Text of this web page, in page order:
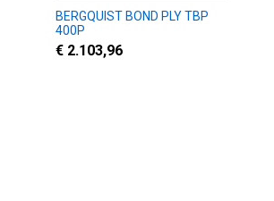
BERGQUIST BOND PLY TBP
400P
€ 2.103,96